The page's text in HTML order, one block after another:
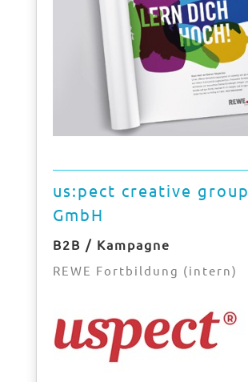
us:pect creative group
GmbH
B2B / Kampagne
REWE Fortbildung (intern)